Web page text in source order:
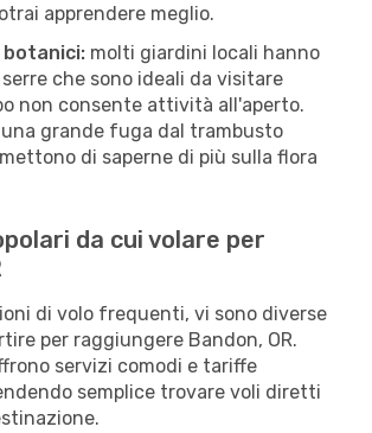
apprendere meglio.
molti giardini locali hanno
che sono ideali da visitare
non consente attività all'aperto.
grande fuga dal trambusto
di saperne di più sulla flora
da cui volare per
di volo frequenti, vi sono diverse
per raggiungere Bandon, OR.
servizi comodi e tariffe
semplice trovare voli diretti